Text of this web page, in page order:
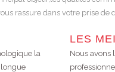
rassure dans votre prise de
la
longue
LES
Nous avons